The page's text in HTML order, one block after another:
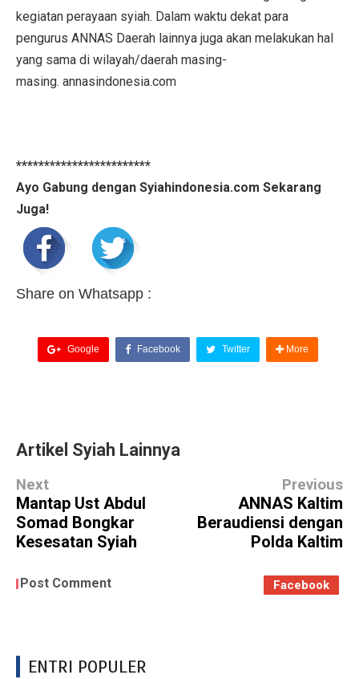
kegiatan perayaan syiah. Dalam waktu dekat para
pengurus ANNAS Daerah lainnya juga akan melakukan hal
yang sama di wilayah/daerah masing-
masing. annasindonesia.com
************************
Ayo Gabung dengan Syiahindonesia.com Sekarang
Juga!
Share on Whatsapp :
Google Facebook Twitter More
Artikel Syiah Lainnya
Next
Mantap Ust Abdul
Somad Bongkar
Kesesatan Syiah
Previous
ANNAS Kaltim
Beraudiensi dengan
Polda Kaltim
Post Comment Facebook
ENTRI POPULER